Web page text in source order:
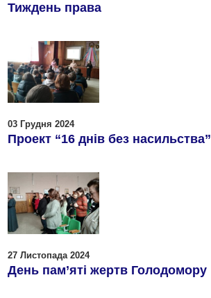
Тиждень права
03 Грудня 2024
Проект “16 днів без насильства”
27 Листопада 2024
День пам’яті жертв Голодомору